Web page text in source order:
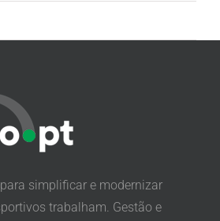
simplificar e modernizar
trabalham. Gestão e